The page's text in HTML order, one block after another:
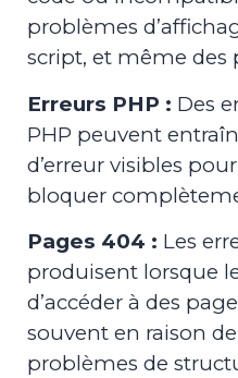
problèmes
script, et même des
Erreurs PHP : Des
PHP peuvent
d’erreur visibles
bloquer
Pages 404 : Les
produisent lorsque
d’accéder à des
souvent en raison
problèmes de